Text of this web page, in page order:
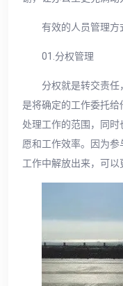
有效的人员管理方
01.分权管理
分权就是转交责
是将确定的工作委托
处理工作的范围，同
愿和工作效率。因为
工作中解放出来，可以